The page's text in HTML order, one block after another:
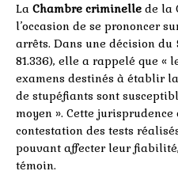
La Chambre criminelle de la
l’occasion de se prononcer
arrêts. Dans une décision du
81.336), elle a rappelé que «
examens destinés à établir
de stupéfiants sont
moyen ». Cette
contestation des tests
pouvant affecter leur
témoin.